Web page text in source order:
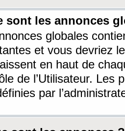
sont les annonces
globales
et vous devriez
en haut de
de l’Utilisateur. Les
par